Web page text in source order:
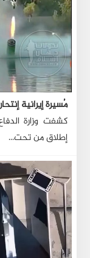
مُسيرة إيرانية
كشفت وزارة
إطلاق من تحت...